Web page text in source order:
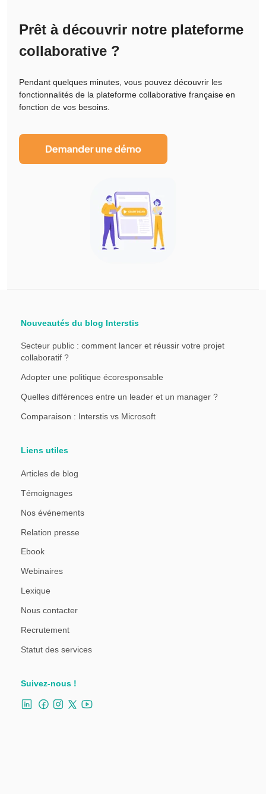
Prêt à découvrir notre plateforme
collaborative ?
Pendant quelques minutes, vous pouvez découvrir les
fonctionnalités de la plateforme collaborative française en
fonction de vos besoins.
Nouveautés du blog Interstis
Secteur public : comment lancer et réussir votre projet
collaboratif ?
Adopter une politique écoresponsable
Quelles différences entre un leader et un manager ?
Comparaison : Interstis vs Microsoft
Liens utiles
Articles de blog
Témoignages
Nos événements
Relation presse
Ebook
Webinaires
Lexique
Nous contacter
Recrutement
Statut des services
Suivez-nous !